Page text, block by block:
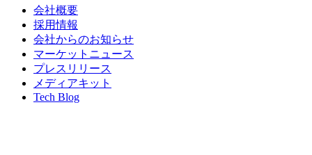
会社概要
採用情報
会社からのお知らせ
マーケットニュース
プレスリリース
メディアキット
Tech Blog